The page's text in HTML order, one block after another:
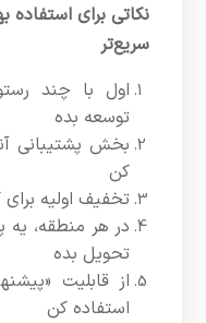
سریع‌تر
اول با چند
توسعه بده
بخش پشتیبانی
کن
تخفیف اولیه
در هر منطقه،
تحویل بده
از قابلیت
استفاده کن